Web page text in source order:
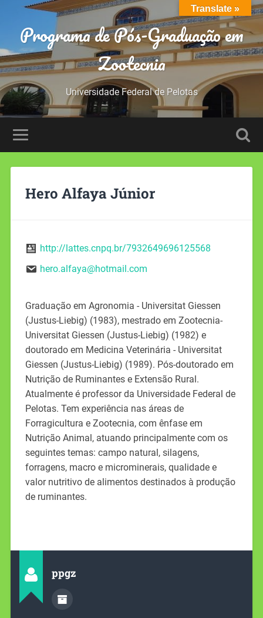
Programa de Pós-Graduação em
Zootecnia
Universidade Federal de Pelotas
Hero Alfaya Júnior
http://lattes.cnpq.br/7932649696125568
hero.alfaya@hotmail.com
Graduação em Agronomia - Universitat Giessen
(Justus-Liebig) (1983), mestrado em Zootecnia-
Universitat Giessen (Justus-Liebig) (1982) e
doutorado em Medicina Veterinária - Universitat
Giessen (Justus-Liebig) (1989). Pós-doutorado em
Nutrição de Ruminantes e Extensão Rural.
Atualmente é professor da Universidade Federal de
Pelotas. Tem experiência nas áreas de
Forragicultura e Zootecnia, com ênfase em
Nutrição Animal, atuando principalmente com os
seguintes temas: campo natural, silagens,
forragens, macro e microminerais, qualidade e
valor nutritivo de alimentos destinados à produção
de ruminantes.
ppgz
Translate »